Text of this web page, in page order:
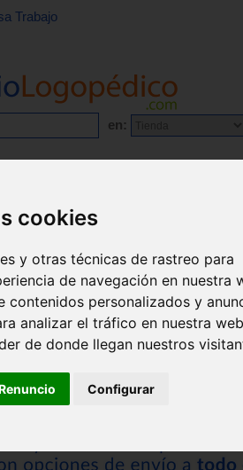
cookies
y otras técnicas de rastreo para
de navegación en nuestra
contenidos personalizados y
analizar el tráfico en nuestra
de donde llegan nuestros
Configurar
Trabajo
en: